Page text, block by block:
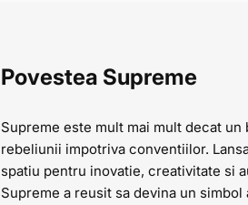
Povestea Supreme
Supreme este mult mai mult decat
rebeliunii impotriva conventiilor.
spatiu pentru inovatie, creativitate si
Supreme a reusit sa devina un